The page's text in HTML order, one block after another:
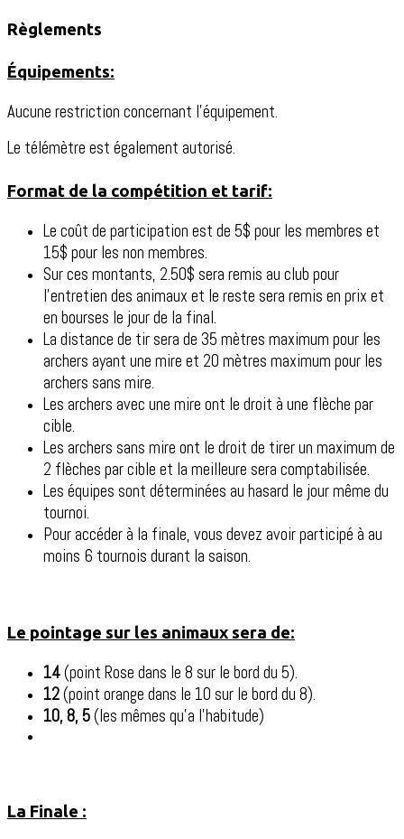
Règlements
Équipements:
Aucune restriction concernant l’équipement.
Le télémètre est également autorisé.
Format de la compétition et tarif:
Le coût de participation est de 5$ pour les membres et
15$ pour les non membres.
Sur ces montants, 2.50$ sera remis au club pour
l’entretien des animaux et le reste sera remis en prix et
en bourses le jour de la final.
La distance de tir sera de 35 mètres maximum pour les
archers ayant une mire et 20 mètres maximum pour les
archers sans mire.
Les archers avec une mire ont le droit à une flèche par
cible.
Les archers sans mire ont le droit de tirer un maximum de
2 flèches par cible et la meilleure sera comptabilisée.
Les équipes sont déterminées au hasard le jour même du
tournoi.
Pour accéder à la finale, vous devez avoir participé à au
moins 6 tournois durant la saison.
Le pointage sur les animaux sera de:
14(point Rose dans le 8 sur le bord du 5).
12(point orange dans le 10 sur le bord du 8).
10, 8, 5(les mêmes qu’a l’habitude)
La Finale :